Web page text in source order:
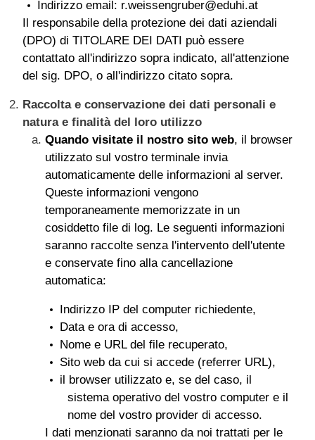
Indirizzo email: r.weissengruber@eduhi.at
Il responsabile della protezione dei dati aziendali
(DPO) di TITOLARE DEI DATI può essere
contattato all'indirizzo sopra indicato, all'attenzione
del sig. DPO, o all'indirizzo citato sopra.
Raccolta e conservazione dei dati personali e
natura e finalità del loro utilizzo
Quando visitate il nostro sito web, il browser
utilizzato sul vostro terminale invia
automaticamente delle informazioni al server.
Queste informazioni vengono
temporaneamente memorizzate in un
cosiddetto file di log. Le seguenti informazioni
saranno raccolte senza l'intervento dell'utente
e conservate fino alla cancellazione
automatica:
Indirizzo IP del computer richiedente,
Data e ora di accesso,
Nome e URL del file recuperato,
Sito web da cui si accede (referrer URL),
il browser utilizzato e, se del caso, il
sistema operativo del vostro computer e il
nome del vostro provider di accesso.
I dati menzionati saranno da noi trattati per le